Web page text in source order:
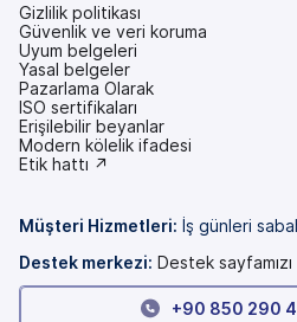
Gizlilik politikası
Güvenlik ve veri koruma
Uyum belgeleri
Yasal belgeler
Pazarlama Olarak
ISO sertifikaları
Erişilebilir beyanlar
(yeni
bir
Modern kölelik ifadesi
(yeni
Etik hattı ↗
Müşteri Hizmetleri: İş günleri
Destek merkezi: Destek
+90 850 290